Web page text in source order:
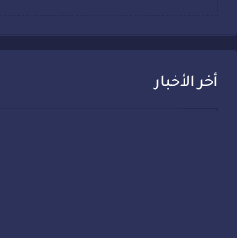
أخر الأخبار